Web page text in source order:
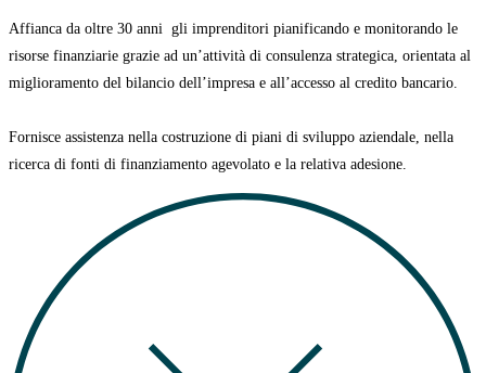
Affianca da oltre 30 anni gli imprenditori pianificando e monitorando le
risorse finanziarie grazie ad un’attività di consulenza strategica, orientata al
miglioramento del bilancio dell’impresa e all’accesso al credito bancario.
Fornisce assistenza nella costruzione di piani di sviluppo aziendale , nella
ricerca di fonti di finanziamento agevolato e la relativa adesione.